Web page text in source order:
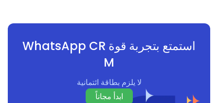
استمتع بتجربة قوة WhatsApp CR
M
لا يلزم بطاقة ائتمانية
ابدأ مجاناً